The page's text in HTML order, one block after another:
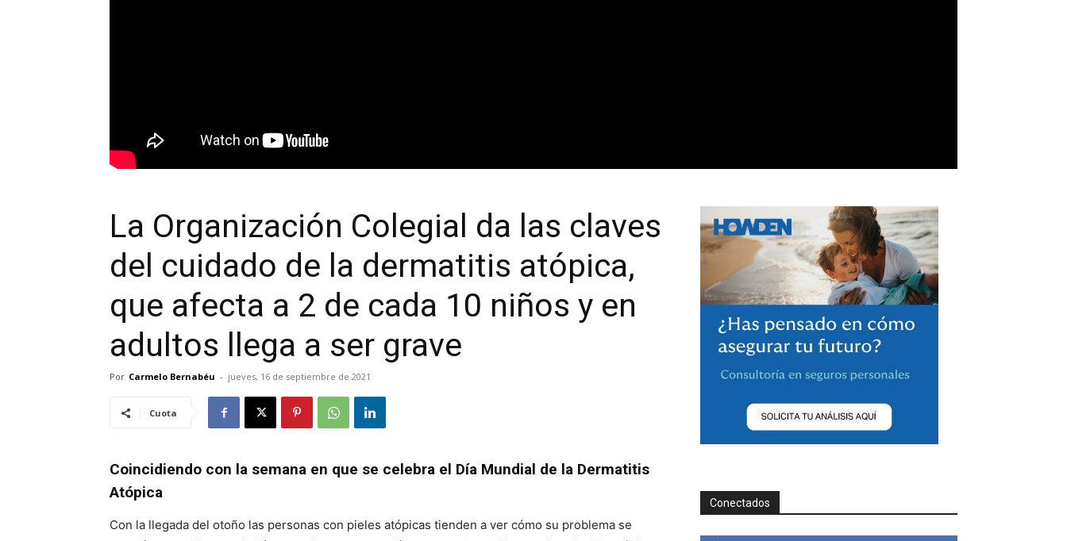
La Organización Colegial da las claves
del cuidado de la dermatitis atópica,
que afecta a 2 de cada 10 niños y en
adultos llega a ser grave
Por Carmelo Bernabéu - jueves, 16 de septiembre de 2021
Cuota
Coincidiendo con la semana en que se celebra el Día Mundial de la Dermatitis
Atópica
Con la llegada del otoño las personas con pieles atópicas tienden a ver cómo su problema se
Conectados